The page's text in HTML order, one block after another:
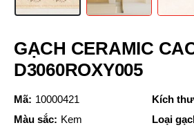
GẠCH CERAMIC
D3060ROXY005
Mã: 10000421 Kích
Màu sắc: Kem Loại